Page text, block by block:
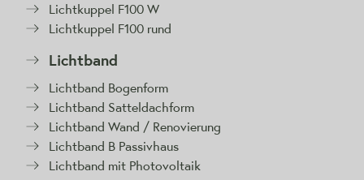
Lichtkuppel F100 W
Lichtkuppel F100 rund
Lichtband
Lichtband Bogenform
Lichtband Satteldachform
Lichtband Wand / Renovierung
Lichtband B Passivhaus
Lichtband mit Photovoltaik